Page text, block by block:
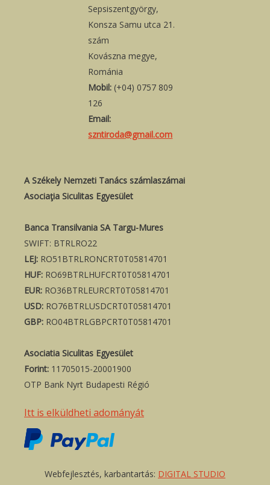
Sepsiszentgyörgy,
Konsza Samu utca 21.
szám
Kovászna megye,
Románia
Mobil: (+04) 0757 809
126
Email:
szntiroda@gmail.com
A Székely Nemzeti Tanács számlaszámai
Asociaţia Siculitas Egyesület
Banca Transilvania SA Targu-Mures
SWIFT: BTRLRO22
LEJ: RO51BTRLRONCRT0T05814701
HUF: RO69BTRLHUFCRT0T05814701
EUR: RO36BTRLEURCRT0T05814701
USD: RO76BTRLUSDCRT0T05814701
GBP: RO04BTRLGBPCRT0T05814701
Asociatia Siculitas Egyesület
Forint: 11705015-20001900
OTP Bank Nyrt Budapesti Régió
Itt is elküldheti adományát
Webfejlesztés, karbantartás: DIGITAL STUDIO